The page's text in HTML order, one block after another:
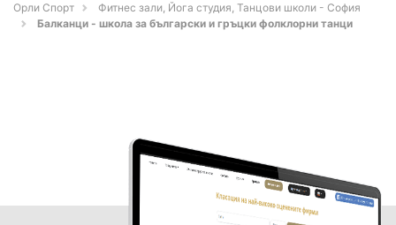
Орли Спорт
Фитнес зали, Йога студия, Танцови школи - София
Балканци - школа за български и гръцки фолклорни танци